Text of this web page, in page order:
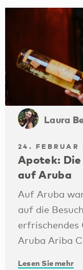
Laura
24. FEBRUAR
Apotek:
auf Aruba
Auf Aruba
auf die
erfrischendes
Aruba Ariba
Lesen Sie mehr